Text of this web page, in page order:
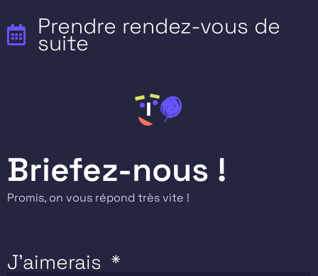
Prendre rendez-vous de
suite
Briefez-nous !
Promis, on vous répond très vite !
J'aimerais